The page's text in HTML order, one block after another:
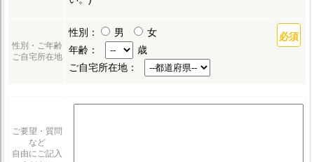
性別・ご年齢
ご自宅所在地
性別： 男
女
年齢：
歳
ご自宅所在地：
ご要望・質問
など
自由にご記入